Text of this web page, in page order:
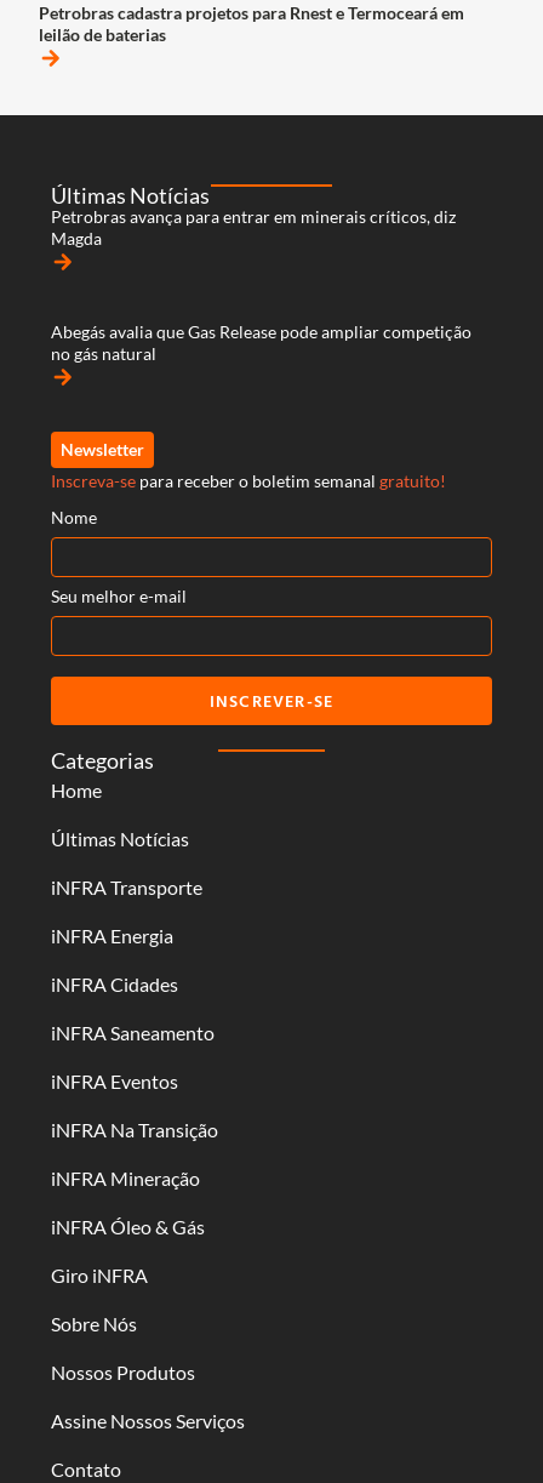
Petrobras cadastra projetos para Rnest e Termoceará em
leilão de baterias
arrow_forward
Categorias
Home
Últimas Notícias
iNFRA Transporte
iNFRA Energia
iNFRA Cidades
iNFRA Saneamento
iNFRA Eventos
iNFRA Na Transição
iNFRA Mineração
iNFRA Óleo & Gás
Giro iNFRA
Sobre Nós
Nossos Produtos
Assine Nossos Serviços
Contato
Últimas Notícias
Petrobras avança para entrar em minerais críticos, diz
Magda
arrow_forward
Abegás avalia que Gas Release pode ampliar competição
no gás natural
arrow_forward
Newsletter
Inscreva-se para receber o boletim semanal gratuito!
Nome
Seu melhor e-mail
INSCREVER-SE